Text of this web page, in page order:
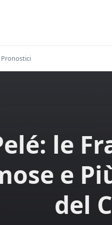
Pronostici
le
e
del